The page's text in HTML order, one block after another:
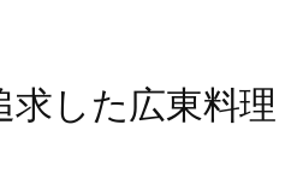
した広東料理